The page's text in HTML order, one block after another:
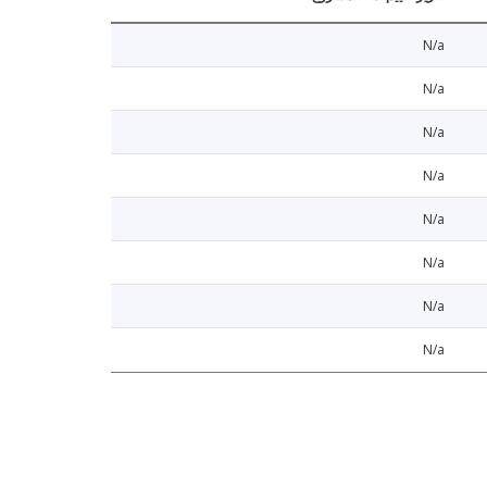
N/a
N/a
N/a
N/a
N/a
N/a
N/a
N/a